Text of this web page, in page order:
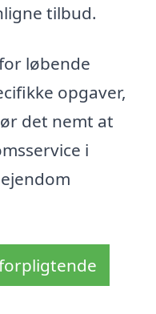
tilbud.
løbende
opgaver,
det nemt at
i